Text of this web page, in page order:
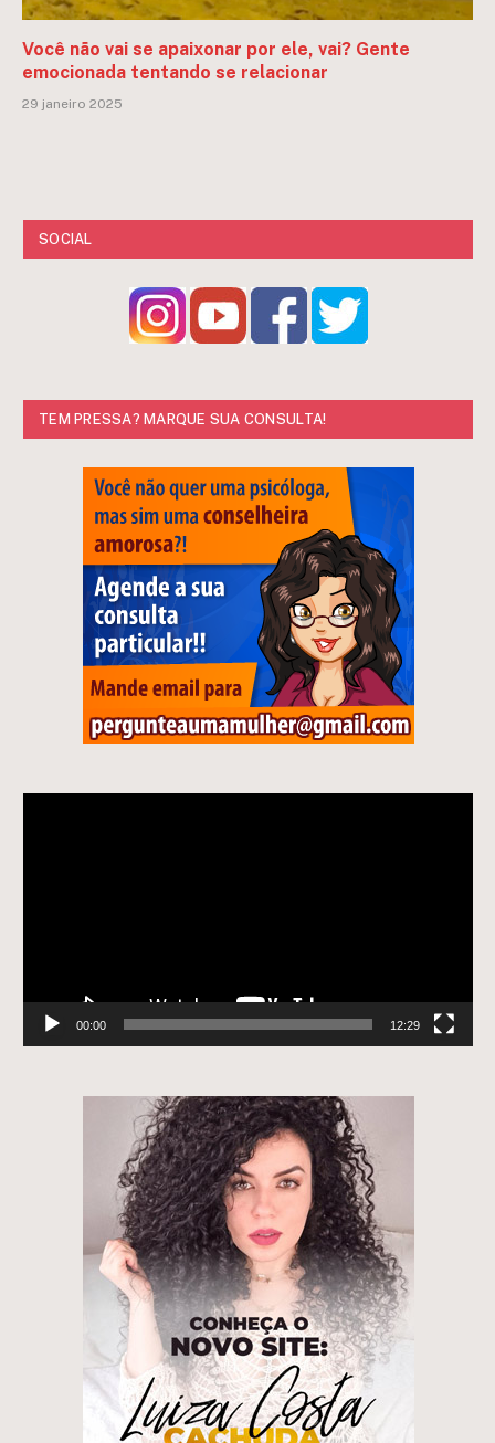
Você não vai se apaixonar por ele, vai? Gente
emocionada tentando se relacionar
29 janeiro 2025
SOCIAL
TEM PRESSA? MARQUE SUA CONSULTA!
00:00 12:29